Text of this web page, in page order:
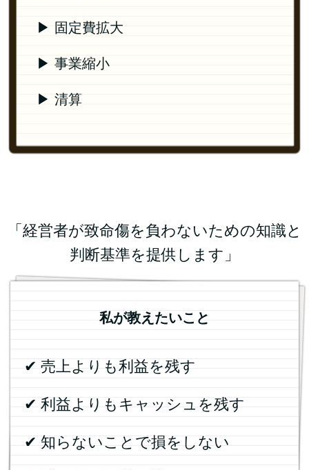
▶ 固定費拡大
▶ 事業縮小
▶ 清算
「経営者が致命傷を負わないための知識と
判断基準を提供します」
私が教えたいこと
✔ 売上よりも利益を残す
✔ 利益よりもキャッシュを残す
✔ 知らないことで損をしない